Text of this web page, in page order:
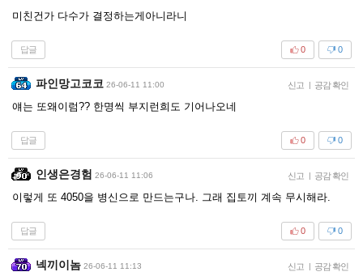
미친건가 다수가 결정하는게아니라니
답글 0
0
파인망고코코 26-06-11 11:00 신고 | 공감 확인
얘는 또왜이럼?? 한명씩 부지런희도 기어나오네
답글 0
0
인생은경험 26-06-11 11:06 신고 | 공감 확인
이렇게 또 4050을 병신으로 만드는구나. 그래 집토끼 계속 무시해라.
답글 0
0
넥끼이놈 26-06-11 11:13 신고 | 공감 확인